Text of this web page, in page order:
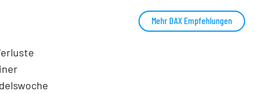
Mehr DAX Empfehlungen